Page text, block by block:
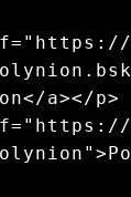
a></p>